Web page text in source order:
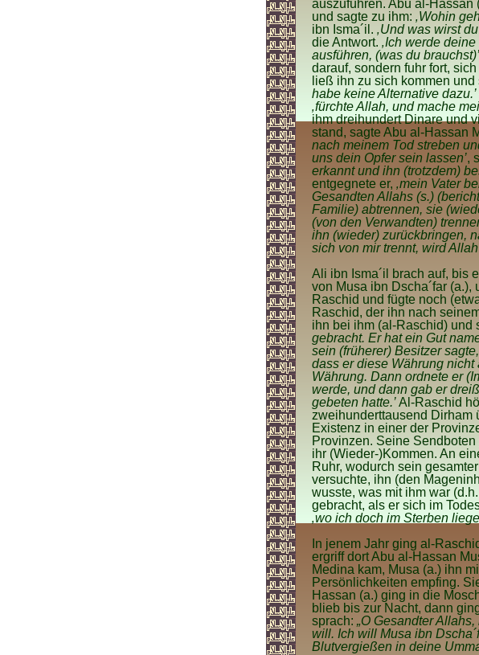
auszuführen. Abu al-Hassan
und sagte zu ihm: ‚Wohin
ibn Isma´il. ‚Und was wirst du
die Antwort. ‚Ich werde
ausführen, (was du brauchst)’
darauf, sondern fuhr fort,
ließ ihn zu sich kommen und
habe keine Alternative dazu.’
‚fürchte Allah, und mache
ihm dreihundert Dinare und
stand, sagte Abu al-Hassan
nach meinem Tod streben
uns dein Opfer sein lassen’,
erkannt und ihn (trotzdem)
entgegnete er, ‚mein Vater
Gesandten Allahs (s.)
Familie) abtrennen, sie
(von den Verwandten)
ihn (wieder) zurückbringen,
sich von mir trennt, wird
Ali ibn Isma´il brach auf, bis
von Musa ibn Dscha´far
Raschid und fügte noch
Raschid, der ihn nach
ihn bei ihm (al-Raschid) und
gebracht. Er hat ein Gut
sein (früherer) Besitzer
dass er diese Währung
Währung. Dann ordnete er
werde, und dann gab er
gebeten hatte.’Al-Raschid
zweihunderttausend Dirham
Existenz in einer der
Provinzen. Seine
ihr (Wieder-)Kommen. An
Ruhr, wodurch sein
versuchte, ihn (den
wusste, was mit ihm war
gebracht, als er sich im
‚wo ich doch im Sterben
In jenem Jahr ging al-
ergriff dort Abu al-Hassan
Medina kam, Musa (a.) ihn
Persönlichkeiten empfing.
Hassan (a.) ging in die
blieb bis zur Nacht, dann
sprach: „O Gesandter
will. Ich will Musa ibn
Blutvergießen in deine